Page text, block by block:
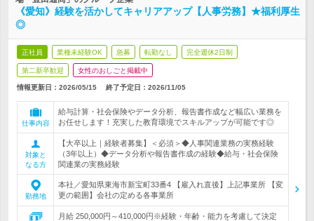
《愛知》経験を活かしてキャリアアップ【人事労務】★福利厚生
◎
正社員 業種未経験OK 急募 転勤なし 完全週休2日制
第二新卒歓迎 女性のおしごと掲載中
情報更新日：2026/05/15 終了予定日： 2026/11/05
仕事内容
給与計算・社会保険やデータ分析、報告書作成など幅広い業務を
お任せします！充実した教育環境でスキルアップが可能です◎
対象と
なる方
【大卒以上｜経験者募集】＜必須＞◆人事関連業務の実務経験
（3年以上）◆データ分析や報告書作成の経験◆給与・社会保険
関連業の実務経験
勤務地
本社／愛知県東海市新宝町33番4 【雇入れ直後】上記事業所 【変
更の範囲】会社の定める各事業所
月給 250,000円～410,000円※経験・年齢・能力を考慮して決定